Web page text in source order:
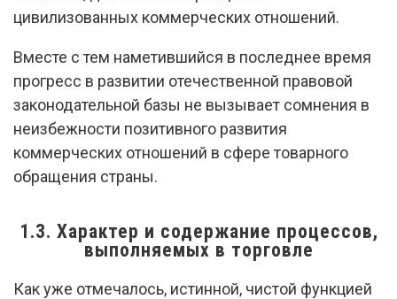
цивилизованных коммерческих отношений.
Вместе с тем наметившийся в последнее время
прогресс в развитии отечественной правовой
законодательной базы не вызывает сомнения в
неизбежности позитивного развития
коммерческих отношений в сфере товарного
обращения страны.
1.3. Характер и содержание процессов,
выполняемых в торговле
Как уже отмечалось, истинной, чистой функцией